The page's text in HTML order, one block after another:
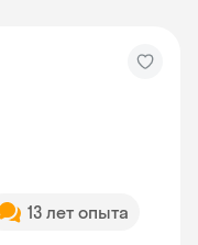
13 лет опыта